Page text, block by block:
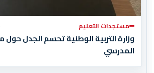
مستجدات التعليم
وزارة التربية الوطنية تحسم الجدل حول
المدرسي